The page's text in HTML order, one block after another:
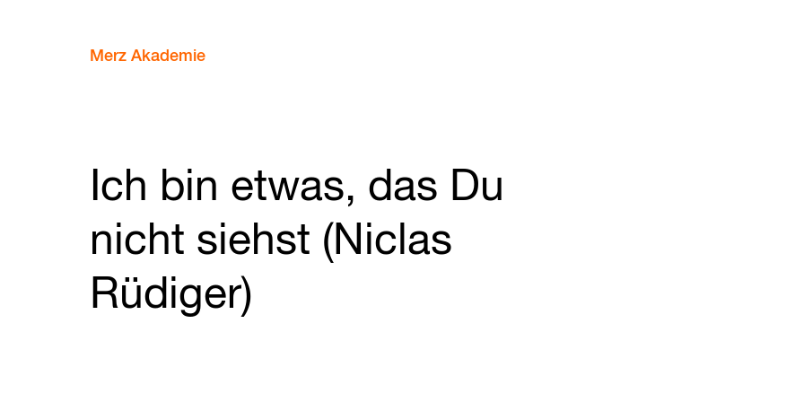
Merz Akademie
Ich bin etwas, das Du
nicht siehst (Niclas
Rüdiger)